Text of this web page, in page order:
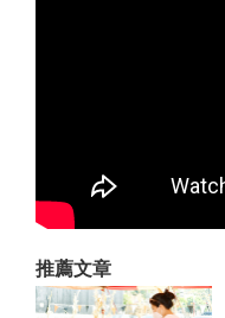
推薦文章